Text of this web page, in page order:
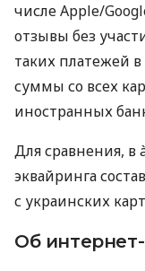
числе Apple/
отзывы без
таких платежей в
суммы со всех
иностранных
Для сравнения, в
эквайринга
с украинских
Об